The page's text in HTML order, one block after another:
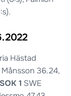
Hästad
Månsson 36.24,
1 SWE